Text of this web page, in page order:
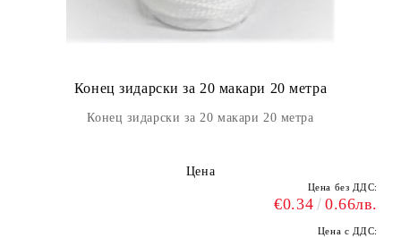
Конец зидарски за 20 макари 20 метра
Конец зидарски за 20 макари 20 метра
Цена
Цена без ДДС:
€0.34 0.66лв.
Цена с ДДС: